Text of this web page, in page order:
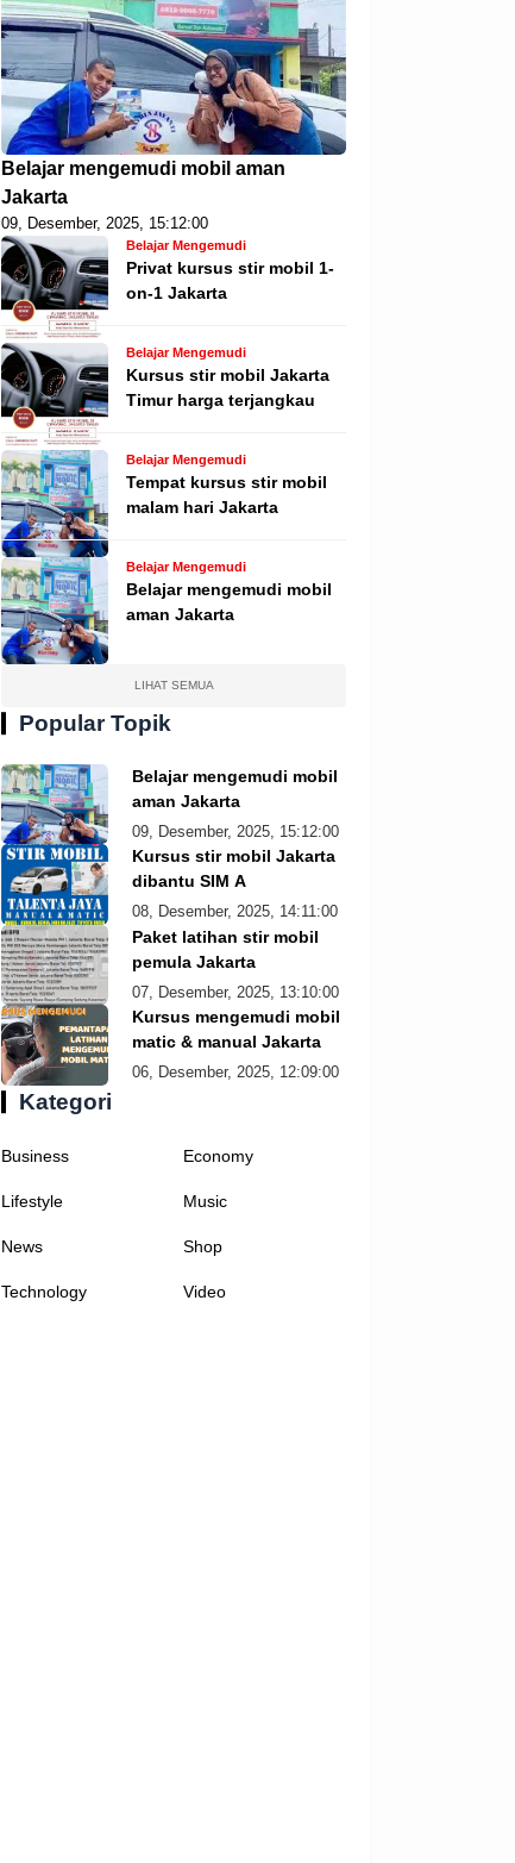
Belajar mengemudi mobil aman
Jakarta
09, Desember, 2025, 15:12:00
Belajar Mengemudi
Privat kursus stir mobil 1-
on-1 Jakarta
Belajar Mengemudi
Kursus stir mobil Jakarta
Timur harga terjangkau
Belajar Mengemudi
Tempat kursus stir mobil
malam hari Jakarta
Belajar Mengemudi
Belajar mengemudi mobil
aman Jakarta
LIHAT SEMUA
Popular Topik
Belajar mengemudi mobil
aman Jakarta
09, Desember, 2025, 15:12:00
Kursus stir mobil Jakarta
dibantu SIM A
08, Desember, 2025, 14:11:00
Paket latihan stir mobil
pemula Jakarta
07, Desember, 2025, 13:10:00
Kursus mengemudi mobil
matic & manual Jakarta
06, Desember, 2025, 12:09:00
Kategori
Business Economy
Lifestyle Music
News Shop
Technology Video